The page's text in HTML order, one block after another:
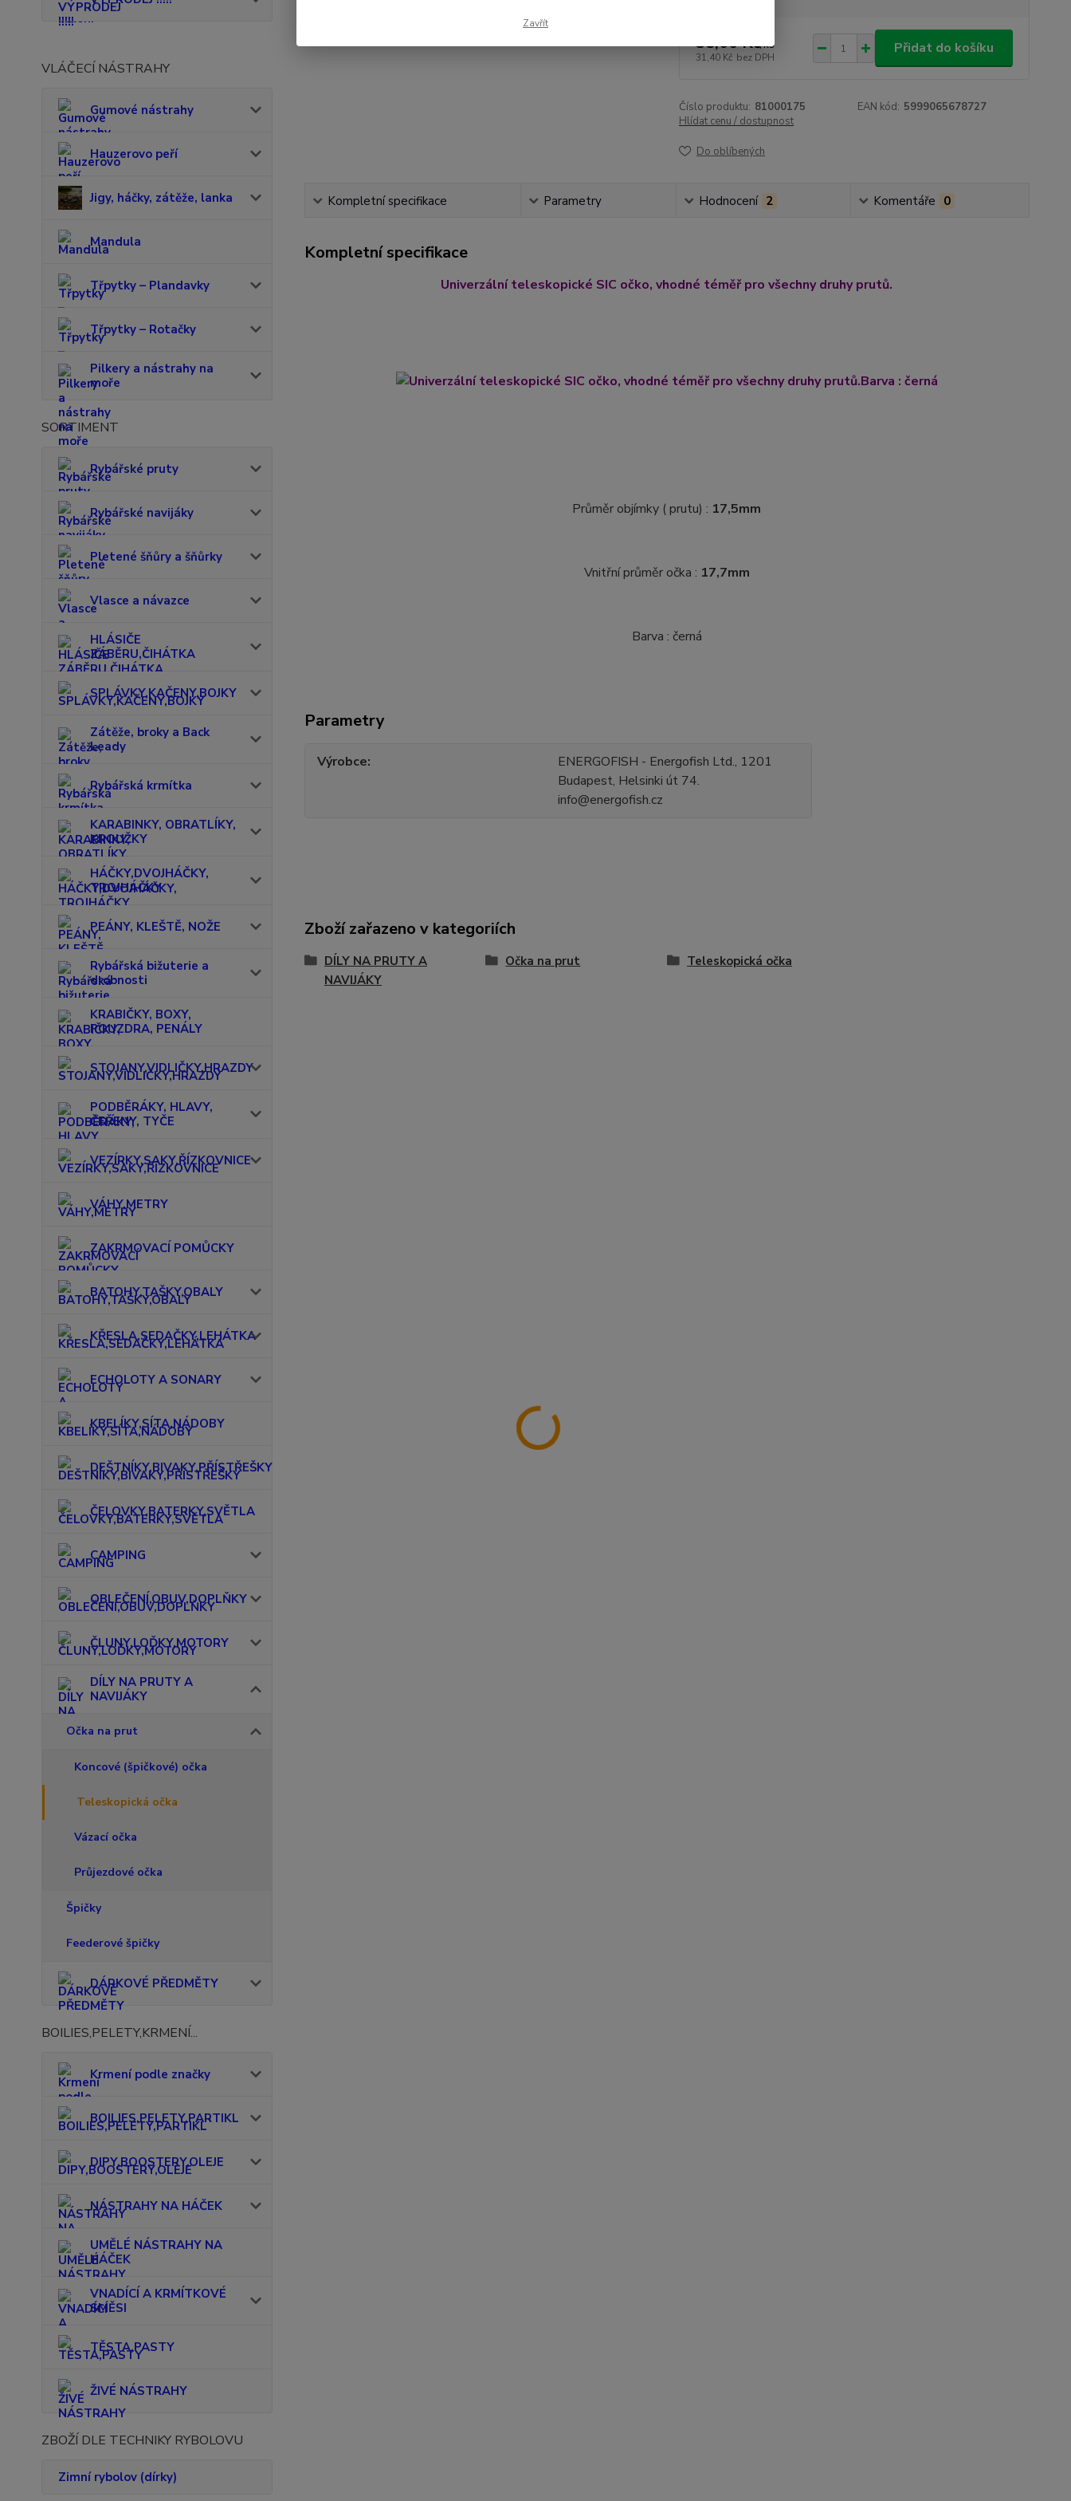
VLÁČECÍ NÁSTRAHY
Gumové nástrahy
Hauzerovo peří
Jigy, háčky, zátěže, lanka
Mandula
Třpytky – Plandavky
Třpytky – Rotačky
Pilkery a nástrahy na
moře
SORTIMENT
Rybářské pruty
Rybářské navijáky
Pletené šňůry a šňůrky
Vlasce a návazce
HLÁSIČE
ZÁBĚRU,ČIHÁTKA
SPLÁVKY,KAČENY,BOJKY
Zátěže, broky a Back
Leady
Rybářská krmítka
KARABINKY, OBRATLÍKY,
KROUŽKY
HÁČKY,DVOJHÁČKY,
TROJHÁČKY
PEÁNY, KLEŠTĚ, NOŽE
Rybářská bižuterie a
drobnosti
KRABIČKY, BOXY,
POUZDRA, PENÁLY
STOJANY,VIDLIČKY,HRAZDY
PODBĚRÁKY, HLAVY,
ČEŘENY, TYČE
VEZÍRKY,SAKY,ŘÍZKOVNICE
VÁHY,METRY
ZAKRMOVACÍ POMŮCKY
BATOHY,TAŠKY,OBALY
KŘESLA,SEDAČKY,LEHÁTKA
ECHOLOTY A SONARY
KBELÍKY,SÍTA,NÁDOBY
DEŠTNÍKY,BIVAKY,PŘÍSTŘEŠKY
ČELOVKY,BATERKY,SVĚTLA
CAMPING
OBLEČENÍ,OBUV,DOPLŇKY
ČLUNY,LOĎKY,MOTORY
DÍLY NA PRUTY A
NAVIJÁKY
Očka na prut
Koncové (špičkové) očka
Teleskopická očka
Vázací očka
Průjezdové očka
Špičky
Feederové špičky
DÁRKOVÉ PŘEDMĚTY
BOILIES,PELETY,KRMENÍ...
Krmení podle značky
BOILIES,PELETY,PARTIKL
DIPY,BOOSTERY,OLEJE
NÁSTRAHY NA HÁČEK
UMĚLÉ NÁSTRAHY NA
HÁČEK
VNADÍCÍ A KRMÍTKOVÉ
SMĚSI
TĚSTA,PASTY
ŽIVÉ NÁSTRAHY
ZBOŽÍ DLE TECHNIKY RYBOLOVU
Zimní rybolov (dírky)
38,00 Kč/ks
31,40 Kč bez DPH
Přidat do košíku
Číslo produktu: 81000175 EAN kód: 5999065678727
Hlídat cenu / dostupnost
Do oblíbených
Kompletní specifikace Parametry Hodnocení 2 Komentáře 0
Kompletní specifikace
Univerzální teleskopické SIC očko, vhodné téměř pro všechny druhy prutů.
Průměr objímky ( prutu) : 17,5mm
Vnitřní průměr očka : 17,7mm
Barva : černá
Parametry
Výrobce
ENERGOFISH - Energofish Ltd., 1201
Budapest, Helsinki út 74.
info@energofish.cz
Zboží zařazeno v kategoriích
DÍLY NA PRUTY A
NAVIJÁKY
Očka na prut Teleskopická očka
Zavřít